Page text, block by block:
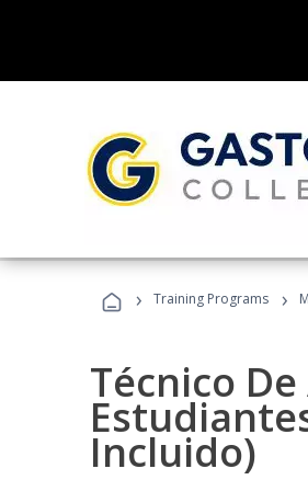
› Training Programs ›
Técnico
Incluido)